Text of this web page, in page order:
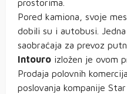
prostorima.
Pored kamiona, svoje
dobili su i autobusi.
saobraćaja za prevoz
Intouro izložen je ovom
Prodaja polovnih
poslovanja kompanije